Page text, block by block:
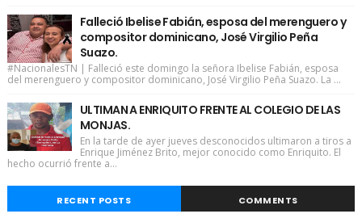
Falleció Ibelise Fabián, esposa del merenguero y
compositor dominicano, José Virgilio Peña
Suazo.
#NacionalesTN | Falleció este domingo la señora Ibelise Fabián, esposa
del merenguero y compositor dominicano, José Virgilio Peña Suazo. La ...
ULTIMAN A ENRIQUITO FRENTE AL COLEGIO DE LAS
MONJAS.
En la tarde de ayer jueves desconocidos ultimaron a tiros a
Enrique Jiménez Brito, mejor conocido como Enriquito. El
hecho ocurrió frente a...
RECENT POSTS COMMENTS